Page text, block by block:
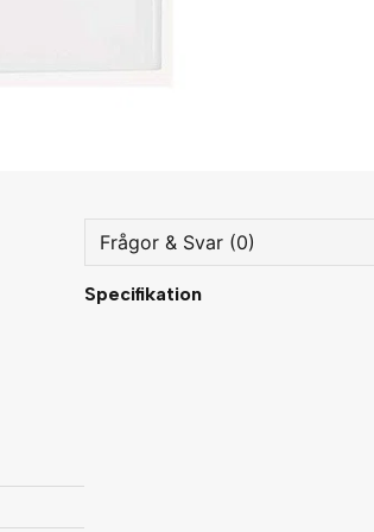
Frågor & Svar (0)
question
Specifikation